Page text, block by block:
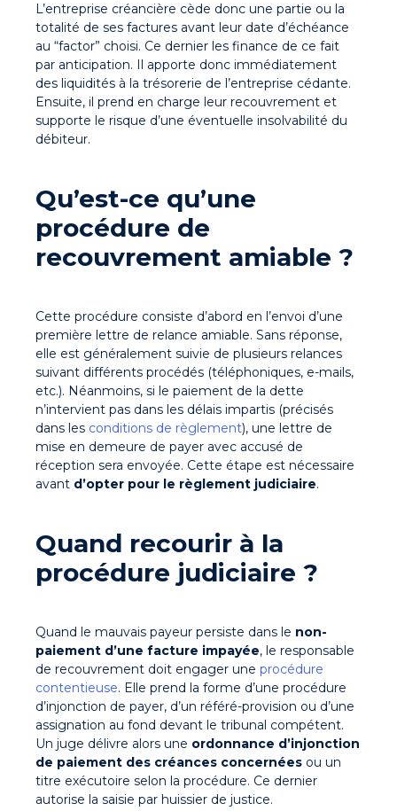
L’entreprise créancière cède donc une partie ou la
totalité de ses factures avant leur date d’échéance
au “factor” choisi. Ce dernier les finance de ce fait
par anticipation. Il apporte donc immédiatement
des liquidités à la trésorerie de l’entreprise cédante.
Ensuite, il prend en charge leur recouvrement et
supporte le risque d’une éventuelle insolvabilité du
débiteur.
Qu’est-ce qu’une
procédure de
recouvrement amiable ?
Cette procédure consiste d’abord en l’envoi d’une
première lettre de relance amiable. Sans réponse,
elle est généralement suivie de plusieurs relances
suivant différents procédés (téléphoniques, e-mails,
etc.). Néanmoins, si le paiement de la dette
n’intervient pas dans les délais impartis (précisés
dans les conditions de règlement), une lettre de
mise en demeure de payer avec accusé de
réception sera envoyée. Cette étape est nécessaire
avant d’opter pour le règlement judiciaire.
Quand recourir à la
procédure judiciaire ?
Quand le mauvais payeur persiste dans le non-
paiement d’une facture impayée, le responsable
de recouvrement doit engager une procédure
contentieuse. Elle prend la forme d’une procédure
d’injonction de payer, d’un référé-provision ou d’une
assignation au fond devant le tribunal compétent.
Un juge délivre alors une ordonnance d’injonction
de paiement des créances concernées ou un
titre exécutoire selon la procédure. Ce dernier
autorise la saisie par huissier de justice.